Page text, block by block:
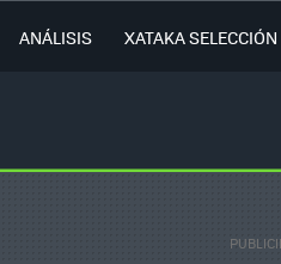
ANÁLISIS XATAKA SELECCIÓN